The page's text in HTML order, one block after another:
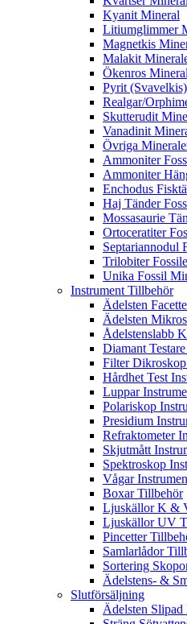
Kyanit Mineral
Litiumglimmer
Magnetkis
Malakit
Ökenros
Pyrit
Realgar/
Skutterudit
Vanadinit
Övriga
Ammoniter
Ammoniter
Enchodus
Haj Tänder
Mossasaurie
Ortoceratiter
Septariannodul
Trilobiter
Unika Fossil
Instrument Tillbehör
Ädelsten
Ädelsten
Ådelstenslabb
Diamant
Filter
Hårdhet Test
Luppar
Polariskop
Presidium
Refraktometer
Skjutmått
Spektroskop
Vågar
Boxar Tillbehör
Ljuskällor K &
Ljuskällor UV
Pincetter
Samlarlådor
Sortering
Ädelstens- &
Slutförsäljning
Ädelsten Slipad